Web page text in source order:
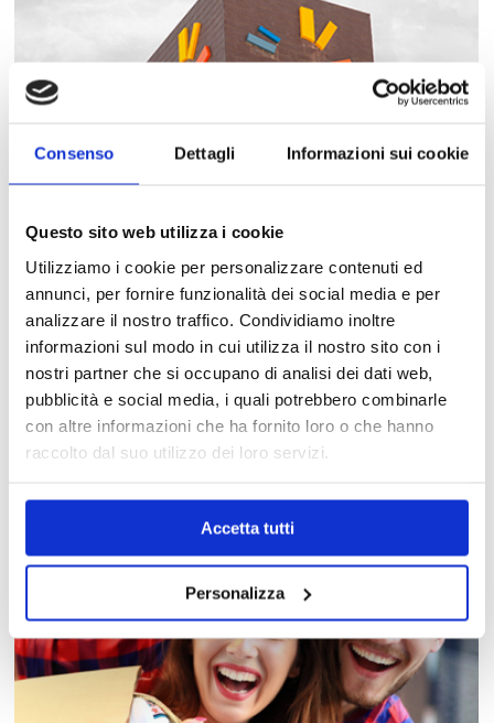
Consenso Dettagli Informazioni sui cookie
Questo sito web utilizza i cookie
Utilizziamo i cookie per personalizzare contenuti ed
annunci, per fornire funzionalità dei social media e per
analizzare il nostro traffico. Condividiamo inoltre
informazioni sul modo in cui utilizza il nostro sito con i
nostri partner che si occupano di analisi dei dati web,
pubblicità e social media, i quali potrebbero combinarle
con altre informazioni che ha fornito loro o che hanno
raccolto dal suo utilizzo dei loro servizi.
Accetta tutti
Personalizza
MAPPA DEL CENTRO
Trova in un attimo il punto vendita che ti interessa!